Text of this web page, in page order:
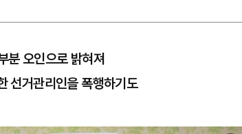
분 오인으로 밝혀져
선거관리인을 폭행하기도